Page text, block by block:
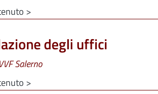
>
degli uffici
Salerno
>